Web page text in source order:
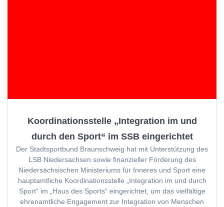
Koordinationsstelle „Integration im und
durch den Sport“ im SSB eingerichtet
Der Stadtsportbund Braunschweig hat mit Unterstützung des
LSB Niedersachsen sowie finanzieller Förderung des
Niedersächsischen Ministeriums für Inneres und Sport eine
hauptamtliche Koordinationsstelle „Integration im und durch
Sport“ im „Haus des Sports“ eingerichtet, um das vielfältige
ehrenamtliche Engagement zur Integration von Menschen